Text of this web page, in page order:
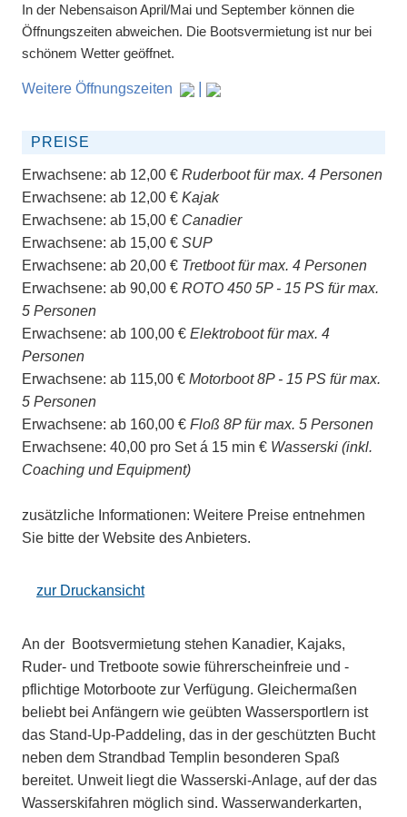
In der Nebensaison April/Mai und September können die
Öffnungszeiten abweichen. Die Bootsvermietung ist nur bei
schönem Wetter geöffnet.
Weitere Öffnungszeiten
PREISE
Erwachsene: ab 12,00 € Ruderboot für max. 4 Personen
Erwachsene: ab 12,00 € Kajak
Erwachsene: ab 15,00 € Canadier
Erwachsene: ab 15,00 € SUP
Erwachsene: ab 20,00 € Tretboot für max. 4 Personen
Erwachsene: ab 90,00 € ROTO 450 5P - 15 PS für max.
5 Personen
Erwachsene: ab 100,00 € Elektroboot für max. 4
Personen
Erwachsene: ab 115,00 € Motorboot 8P - 15 PS für max.
5 Personen
Erwachsene: ab 160,00 € Floß 8P für max. 5 Personen
Erwachsene: 40,00 pro Set á 15 min € Wasserski (inkl.
Coaching und Equipment)
zusätzliche Informationen: Weitere Preise entnehmen
Sie bitte der Website des Anbieters.
zur Druckansicht
An der Bootsvermietung stehen Kanadier, Kajaks,
Ruder- und Tretboote sowie führerscheinfreie und -
pflichtige Motorboote zur Verfügung. Gleichermaßen
beliebt bei Anfängern wie geübten Wassersportlern ist
das Stand-Up-Paddeling, das in der geschützten Bucht
neben dem Strandbad Templin besonderen Spaß
bereitet. Unweit liegt die Wasserski-Anlage, auf der das
Wasserskifahren möglich sind. Wasserwanderkarten,